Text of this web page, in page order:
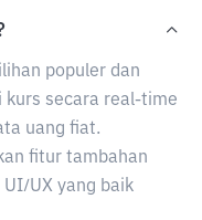
populer dan
kurs secara real-time
uang fiat.
fitur tambahan
UX yang baik